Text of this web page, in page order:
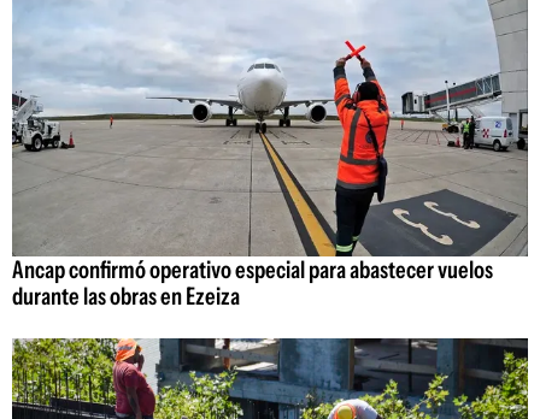
Ancap confirmó operativo especial para abastecer vuelos
durante las obras en Ezeiza